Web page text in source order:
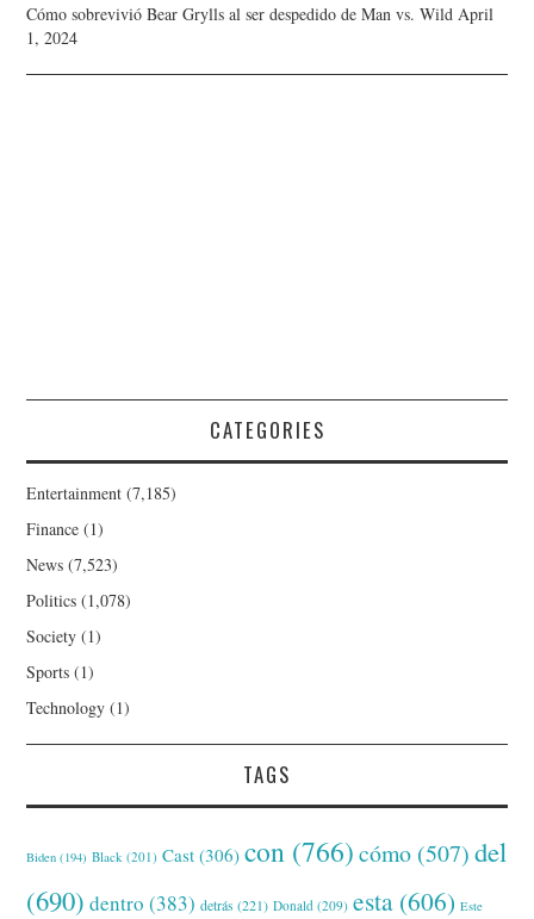
Cómo sobrevivió Bear Grylls al ser despedido de Man vs. Wild April
1, 2024
CATEGORIES
Entertainment (7,185)
Finance (1)
News (7,523)
Politics (1,078)
Society (1)
Sports (1)
Technology (1)
TAGS
Biden (194) Black (201) Cast (306) con (766) cómo (507) del
(690) dentro (383) detrás (221) Donald (209) esta (606) Este